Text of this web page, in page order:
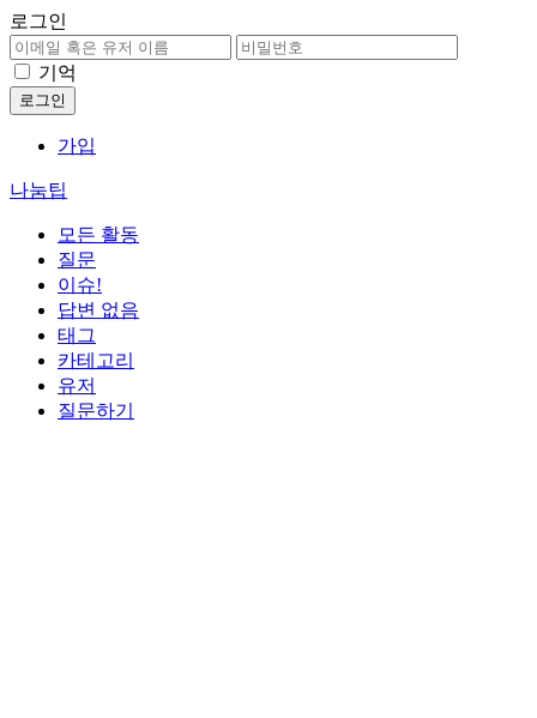
로그인
기억
가입
나눔팁
모든 활동
질문
이슈!
답변 없음
태그
카테고리
유저
질문하기